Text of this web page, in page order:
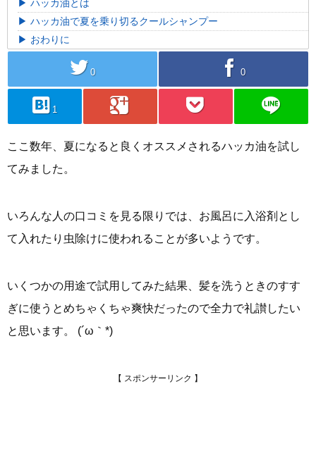
ハッカ油とは
ハッカ油で夏を乗り切るクールシャンプー
おわりに
twitter 0 facebook 0
hatebu 1 googleplus pocket line
ここ数年、夏になると良くオススメされるハッカ油を試し
てみました。
いろんな人の口コミを見る限りでは、お風呂に入浴剤とし
て入れたり虫除けに使われることが多いようです。
いくつかの用途で試用してみた結果、髪を洗うときのすす
ぎに使うとめちゃくちゃ爽快だったので全力で礼讃したい
と思います。 (´ω｀*)